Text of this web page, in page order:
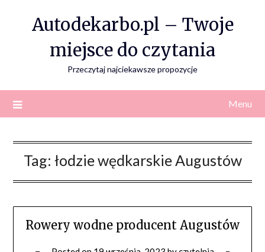
Autodekarbo.pl – Twoje
miejsce do czytania
Przeczytaj najciekawsze propozycje
Menu
Tag: łodzie wędkarskie Augustów
Rowery wodne producent Augustów